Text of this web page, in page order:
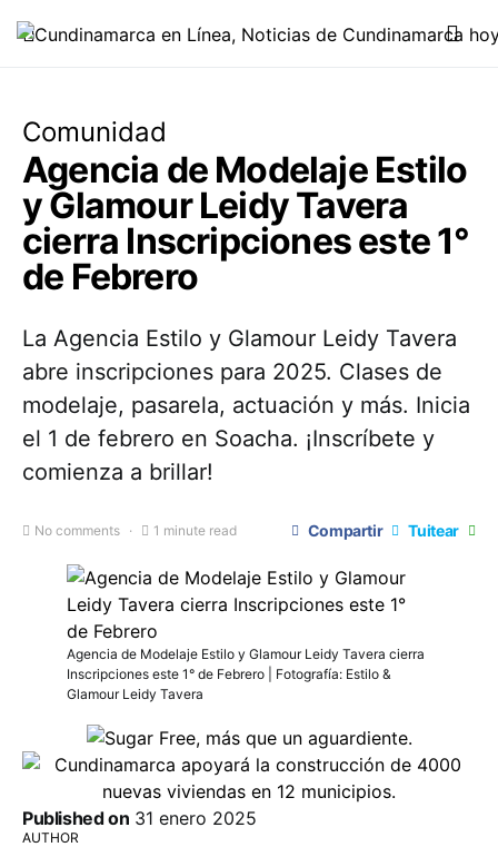
Comunidad
Agencia de Modelaje Estilo
y Glamour Leidy Tavera
cierra Inscripciones este 1°
de Febrero
La Agencia Estilo y Glamour Leidy Tavera
abre inscripciones para 2025. Clases de
modelaje, pasarela, actuación y más. Inicia
el 1 de febrero en Soacha. ¡Inscríbete y
comienza a brillar!
No comments 1 minute read Compartir Tuitear
Agencia de Modelaje Estilo y Glamour Leidy Tavera cierra
Inscripciones este 1° de Febrero | Fotografía: Estilo &
Glamour Leidy Tavera
Published on 31 enero 2025
AUTHOR